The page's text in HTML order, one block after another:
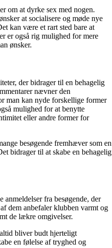
om at dyrke sex med nogen.
at socialisere og møde nye
kan være et rart sted bare at
er også rig mulighed for mere
ønsker.
der bidrager til en behagelig
nævner den
man kan nyde forskellige former
mulighed for at benytte
eller andre former for
besøgende fremhæver som en
bidrager til at skabe en behagelig
anmeldelser fra besøgende, der
dem anbefaler klubben varmt og
de lækre omgivelser.
bliver budt hjerteligt
en følelse af tryghed og